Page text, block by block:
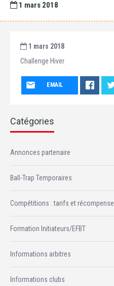
1 mars 2018
1 mars 2018
Challenge Hiver
EMAIL
Catégories
Annonces partenaire
Ball-Trap Temporaires
Compétitions : tarifs et
Formation Initiateurs/EFBT
Informations arbitres
Informations clubs